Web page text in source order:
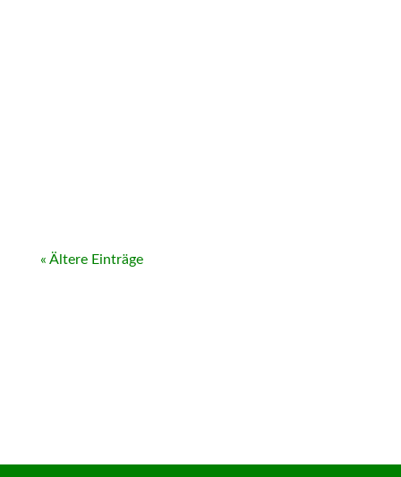
« Ältere Einträge